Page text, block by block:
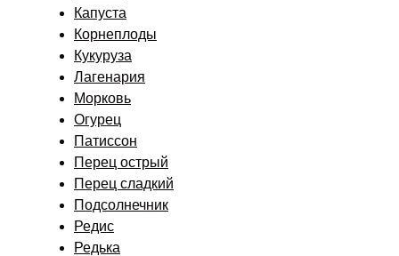
Капуста
Корнеплоды
Кукуруза
Лагенария
Морковь
Огурец
Патиссон
Перец острый
Перец сладкий
Подсолнечник
Редис
Редька